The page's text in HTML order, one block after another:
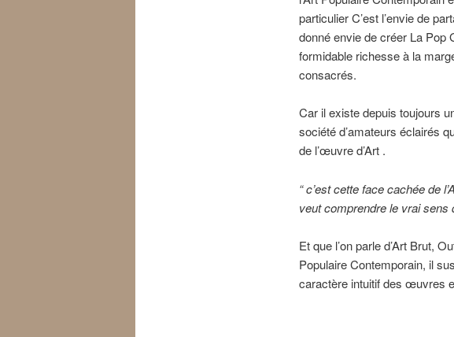
particulier C’est l’envie de
donné envie de créer La Pop
formidable richesse à la
consacrés.
Car il existe depuis toujours
société d’amateurs éclairés
de l’œuvre d’Art .
“ c’est cette face cachée de
veut comprendre le vrai sens
Et que l’on parle d’Art Brut,
Populaire Contemporain, il
caractère intuitif des œuvres